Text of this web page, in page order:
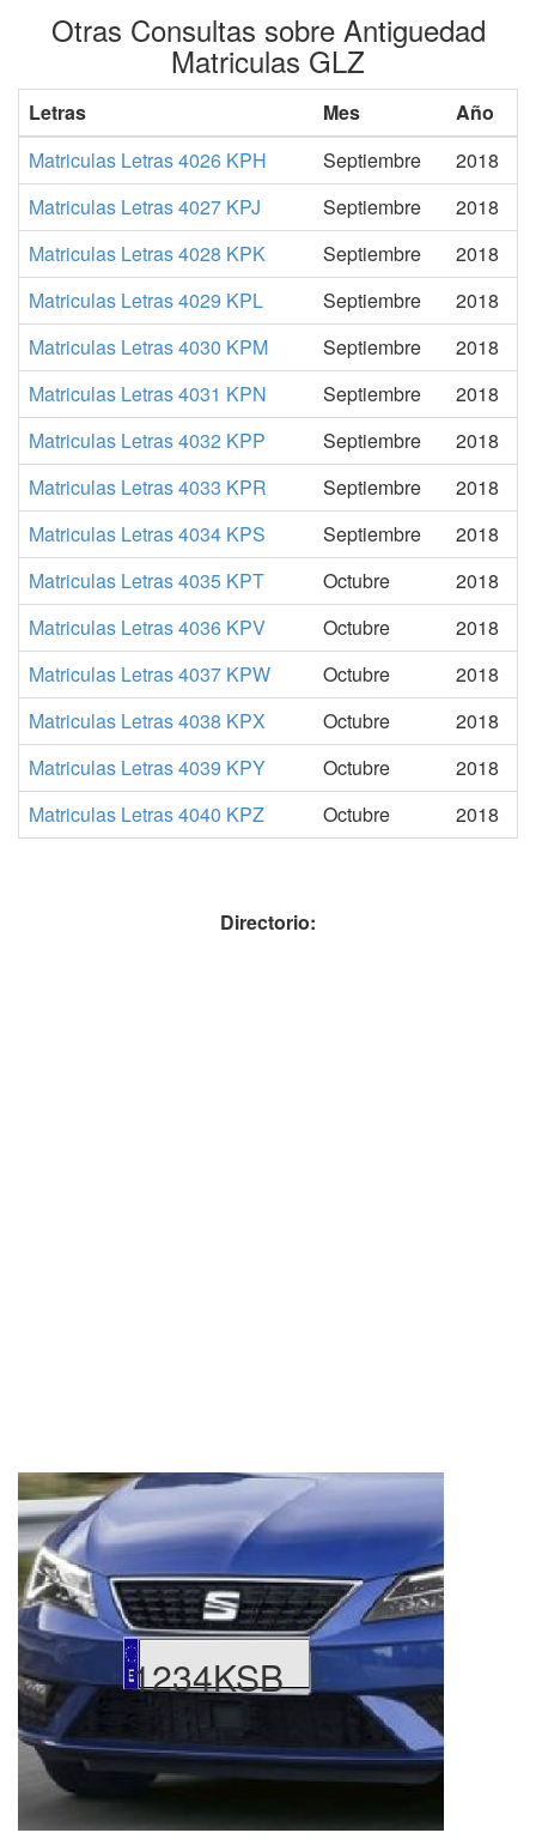
Otras Consultas sobre Antiguedad
Matriculas GLZ
Letras Mes
Año
Matriculas Letras 4026 KPH
Septiembre
2018
Matriculas Letras 4027 KPJ
Septiembre
2018
Matriculas Letras 4028 KPK
Septiembre
2018
Matriculas Letras 4029 KPL
Septiembre
2018
Matriculas Letras 4030 KPM
Septiembre
2018
Matriculas Letras 4031 KPN
Septiembre
2018
Matriculas Letras 4032 KPP
Septiembre
2018
Matriculas Letras 4033 KPR
Septiembre
2018
Matriculas Letras 4034 KPS
Septiembre
2018
Matriculas Letras 4035 KPT
Octubre
2018
Matriculas Letras 4036 KPV
Octubre
2018
Matriculas Letras 4037 KPW
Octubre
2018
Matriculas Letras 4038 KPX
Octubre
2018
Matriculas Letras 4039 KPY
Octubre
2018
Matriculas Letras 4040 KPZ
Octubre 2018
Directorio:
1234KSB